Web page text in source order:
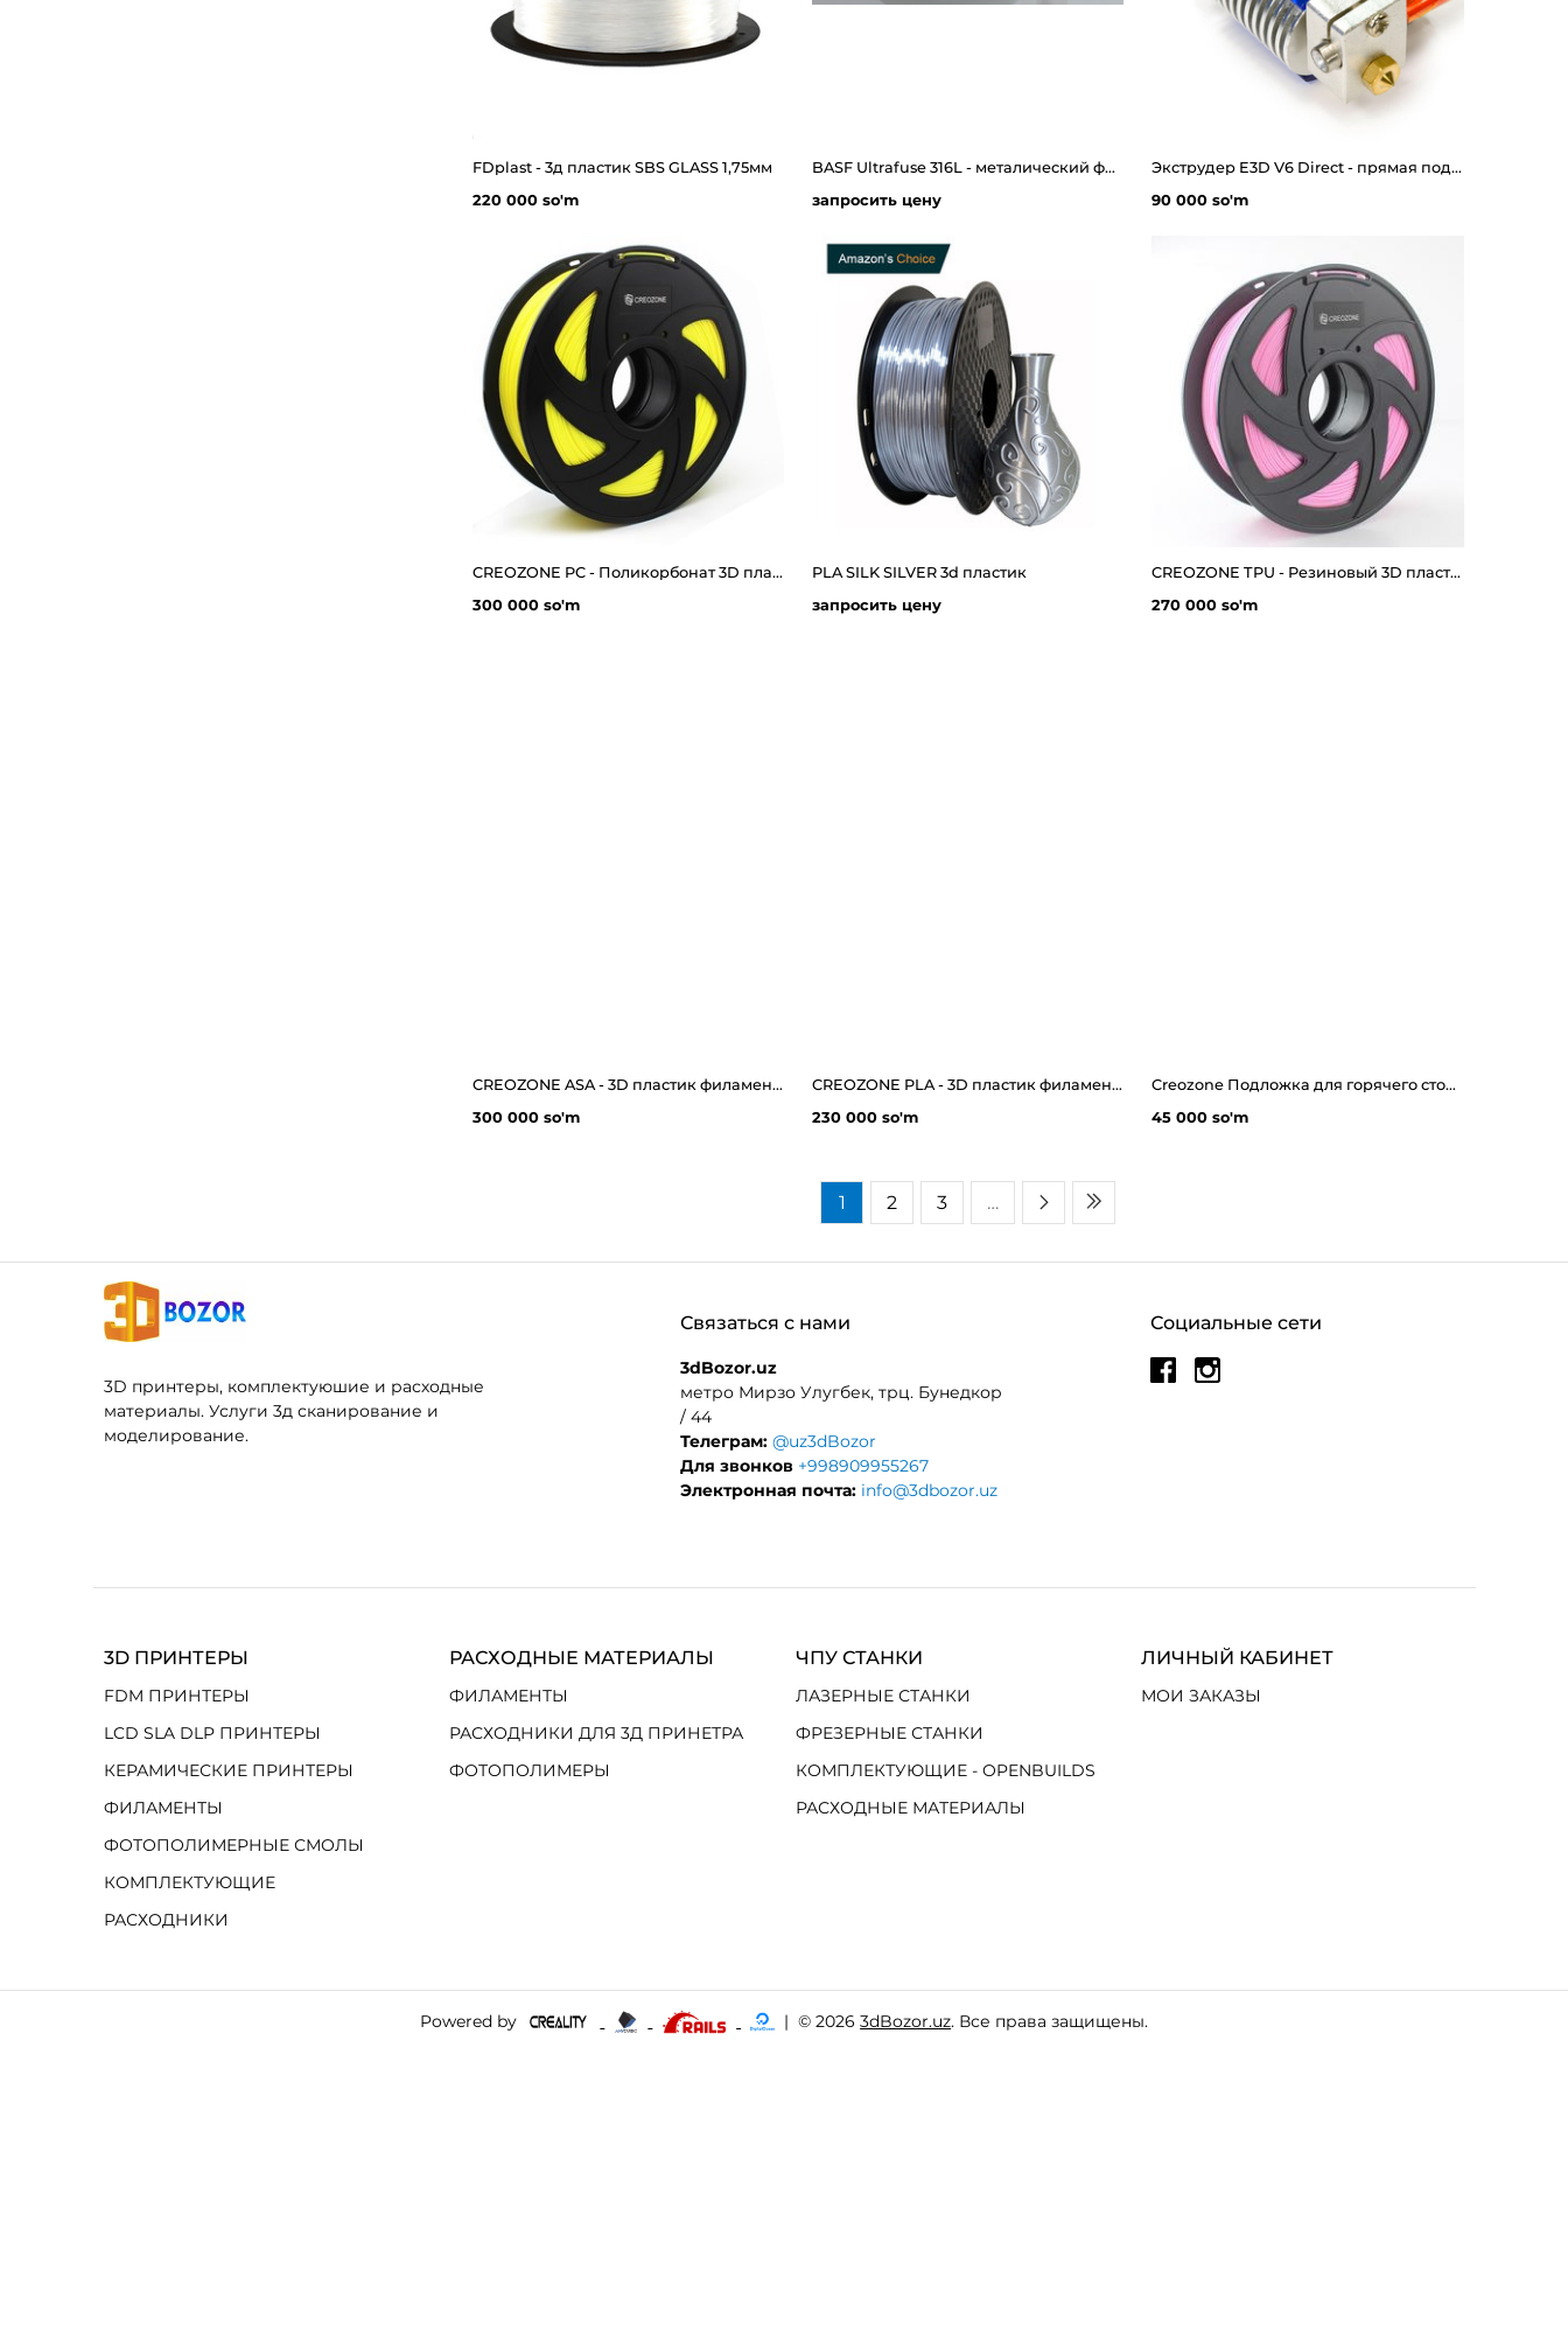
FDplast - 3д пластик SBS GLASS 1,75мм
220 000 so'm
BASF Ultrafuse 316L - металический филамент для 3д принтера
запросить цену
Экструдер E3D V6 Direct - прямая подача
90 000 so'm
CREOZONE PC - Поликорбонат 3D пластик филамент для 3д принтера. Наивысшего качества
300 000 so'm
PLA SILK SILVER 3d пластик
запросить цену
CREOZONE TPU - Резиновый 3D пластик филамент для 3д принтера. Наивысшего качества
270 000 so'm
1 2 3 …
3D принтеры, комплектуюшие и расходные
материалы. Услуги 3д сканирование и
моделирование.
Связаться с нами
3dBozor.uz
/ 44
Телеграм: @uz3dBozor
Для звонков
Электронная почта: info@3dbozor.uz
FDM ПРИНТЕРЫ
КЕРАМИЧЕСКИЕ ПРИНТЕРЫ
ФИЛАМЕНТЫ
ФОТОПОЛИМЕРНЫЕ СМОЛЫ
КОМПЛЕКТУЮЩИЕ
РАСХОДНИКИ
ФИЛАМЕНТЫ
ФОТОПОЛИМЕРЫ
ЛАЗЕРНЫЕ СТАНКИ
КОМПЛЕКТУЮЩИЕ - OPENBUILDS
РАСХОДНЫЕ МАТЕРИАЛЫ
МОИ ЗАКАЗЫ